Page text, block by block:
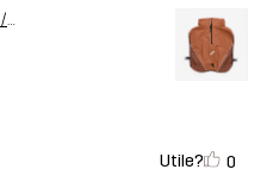
Dusty Orange/Rusty Walnut
Utile? 0